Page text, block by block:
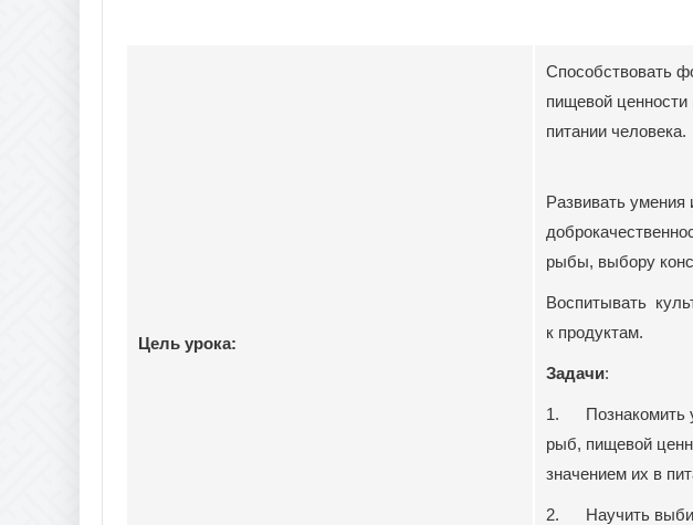
Цель урока:
Способствовать
пищевой
питании человека.
Развивать
рыбы, выбору
Воспитывать
к продуктам.
Задачи:
1. Познакомить
рыб, пищевой
значением их в
2. Научить